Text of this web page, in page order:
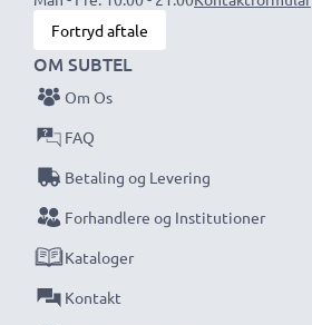
Fortryd aftale
OM SUBTEL
Om Os
FAQ
Betaling og Levering
Forhandlere og Institutioner
Kataloger
Kontakt